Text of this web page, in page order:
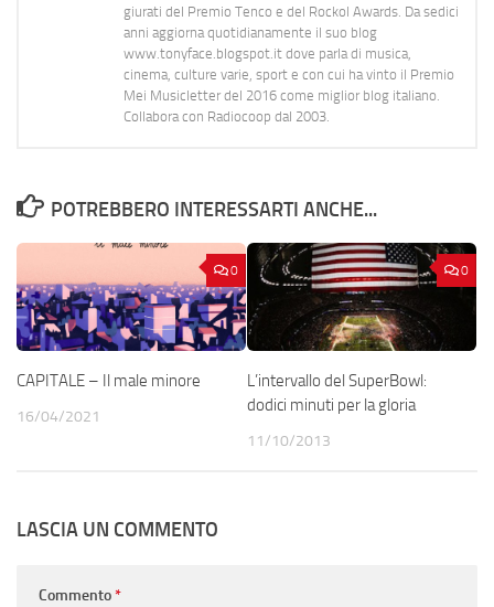
giurati del Premio Tenco e del Rockol Awards. Da sedici
anni aggiorna quotidianamente il suo blog
www.tonyface.blogspot.it dove parla di musica,
cinema, culture varie, sport e con cui ha vinto il Premio
Mei Musicletter del 2016 come miglior blog italiano.
Collabora con Radiocoop dal 2003.
POTREBBERO INTERESSARTI ANCHE...
0
CAPITALE – Il male minore
16/04/2021
0
L’intervallo del SuperBowl:
dodici minuti per la gloria
11/10/2013
LASCIA UN COMMENTO
Commento*